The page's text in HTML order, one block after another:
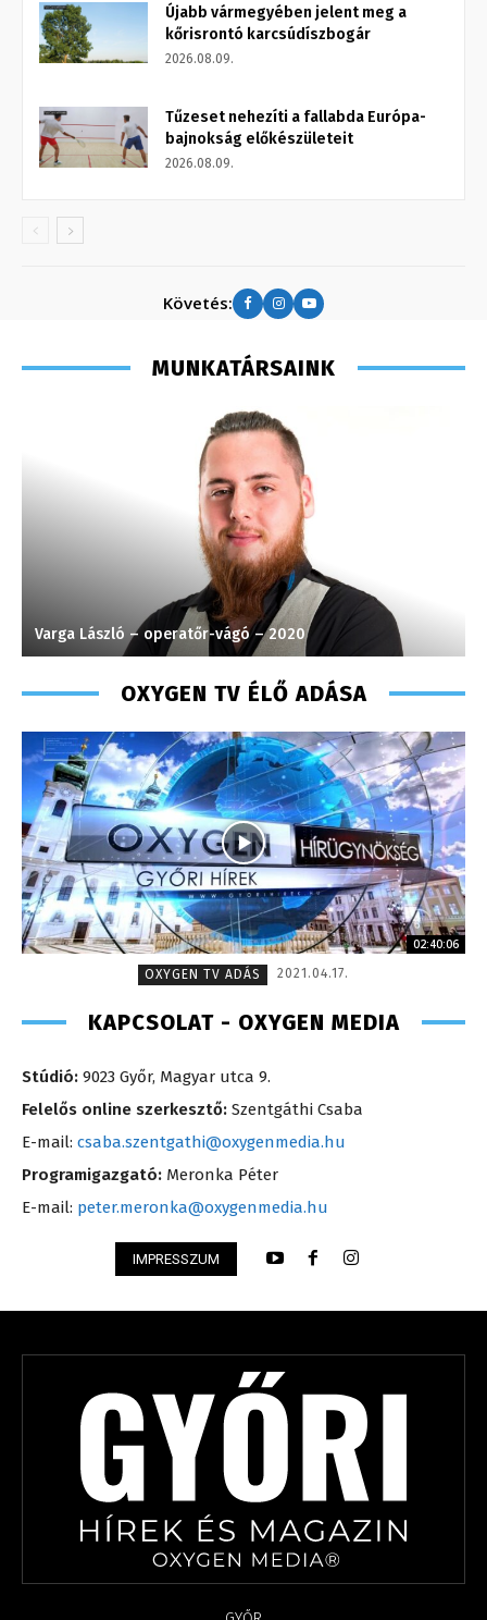
Újabb vármegyében jelent meg a
kőrisrontó karcsúdíszbogár
2026.08.09.
Tűzeset nehezíti a fallabda Európa-
bajnokság előkészületeit
2026.08.09.
Követés:
MUNKATÁRSAINK
Varga László – operatőr-vágó – 2020
OXYGEN TV ÉLŐ ADÁSA
02:40:06
OXYGEN TV ADÁS
2021.04.17.
KAPCSOLAT - OXYGEN MEDIA
Stúdió: 9023 Győr, Magyar utca 9.
Felelős online szerkesztő: Szentgáthi Csaba
E-mail: csaba.szentgathi@oxygenmedia.hu
Programigazgató: Meronka Péter
E-mail: peter.meronka@oxygenmedia.hu
IMPRESSZUM